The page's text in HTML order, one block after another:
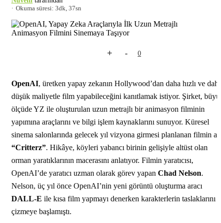
Okuma süresi: 3dk, 37sn
+ - 0
OpenAI, üretken yapay zekanın Hollywood’dan daha hızlı ve
düşük maliyetle film yapabileceğini kanıtlamak istiyor. Şirket,
ölçüde YZ ile oluşturulan uzun metrajlı bir animasyon filminin
yapımına araçlarını ve bilgi işlem kaynaklarını sunuyor. Küresel
sinema salonlarında gelecek yıl vizyona girmesi planlanan filmin
“Critterz”. Hikâye, köyleri yabancı birinin gelişiyle altüst olan
orman yaratıklarının macerasını anlatıyor. Filmin yaratıcısı,
OpenAI’de yaratıcı uzman olarak görev yapan Chad Nelson.
Nelson, üç yıl önce OpenAI’nin yeni görüntü oluşturma aracı
DALL-E ile kısa film yapmayı denerken karakterlerin taslaklarını
çizmeye başlamıştı.